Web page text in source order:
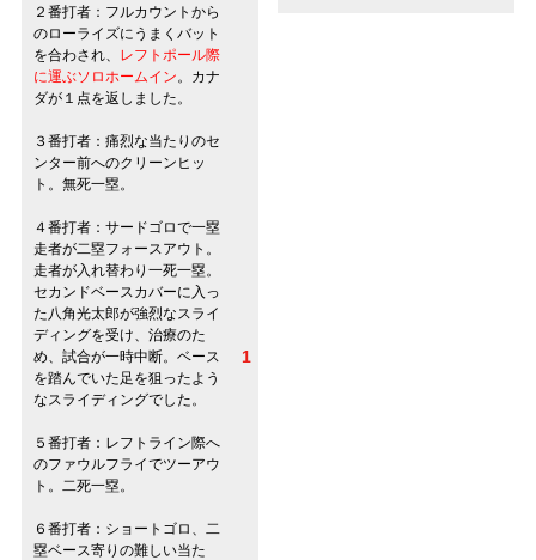
２番打者：フルカウントから
のローライズにうまくバット
を合わされ、 レフトポール際
に運ぶソロホームイン 。カナ
ダが１点を返しました。
３番打者：痛烈な当たりのセ
ンター前へのクリーンヒッ
ト。無死一塁。
４番打者：サードゴロで一塁
走者が二塁フォースアウト。
走者が入れ替わり一死一塁。
セカンドベースカバーに入っ
た八角光太郎が強烈なスライ
ディングを受け、治療のた
め、試合が一時中断。ベース
を踏んでいた足を狙ったよう
なスライディングでした。
５番打者：レフトライン際へ
のファウルフライでツーアウ
ト。二死一塁。
６番打者：ショートゴロ、二
塁ベース寄りの難しい当た
1